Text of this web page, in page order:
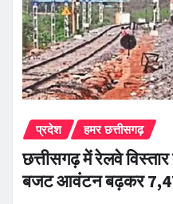
प्रदेश हमर छत्तीसगढ़
छत्तीसगढ़ में रेलवे विस्तार
बजट आवंटन बढ़कर